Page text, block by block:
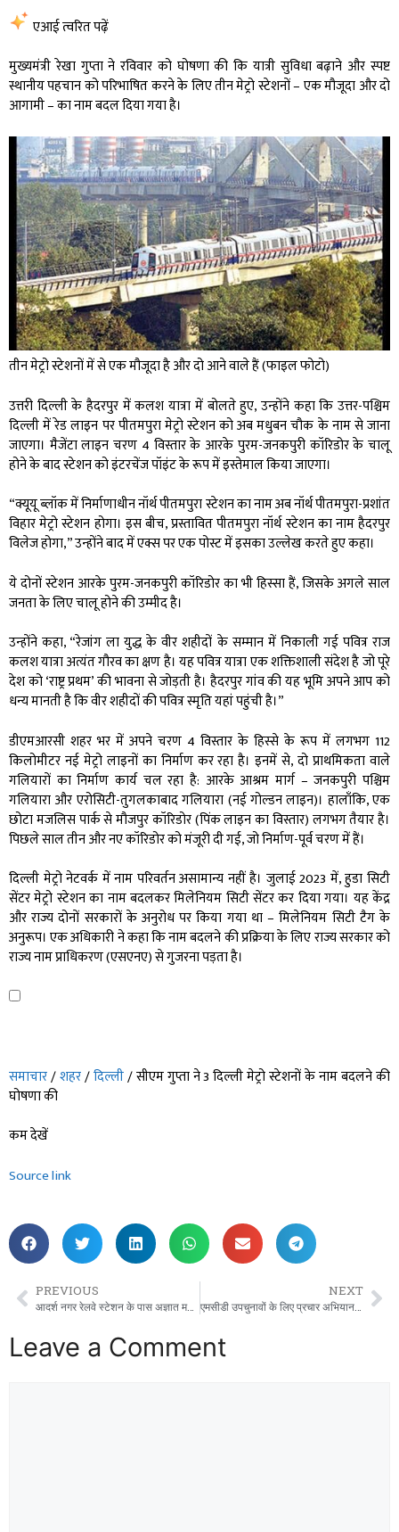
एआई त्वरित पढ़ें
मुख्यमंत्री रेखा गुप्ता ने रविवार को घोषणा की कि यात्री सुविधा बढ़ाने और स्पष्ट
स्थानीय पहचान को परिभाषित करने के लिए तीन मेट्रो स्टेशनों – एक मौजूदा और दो
आगामी – का नाम बदल दिया गया है।
तीन मेट्रो स्टेशनों में से एक मौजूदा है और दो आने वाले हैं (फाइल फोटो)
उत्तरी दिल्ली के हैदरपुर में कलश यात्रा में बोलते हुए, उन्होंने कहा कि उत्तर-पश्चिम
दिल्ली में रेड लाइन पर पीतमपुरा मेट्रो स्टेशन को अब मधुबन चौक के नाम से जाना
जाएगा। मैजेंटा लाइन चरण 4 विस्तार के आरके पुरम-जनकपुरी कॉरिडोर के चालू
होने के बाद स्टेशन को इंटरचेंज पॉइंट के रूप में इस्तेमाल किया जाएगा।
“क्यूयू ब्लॉक में निर्माणाधीन नॉर्थ पीतमपुरा स्टेशन का नाम अब नॉर्थ पीतमपुरा-प्रशांत
विहार मेट्रो स्टेशन होगा। इस बीच, प्रस्तावित पीतमपुरा नॉर्थ स्टेशन का नाम हैदरपुर
विलेज होगा,” उन्होंने बाद में एक्स पर एक पोस्ट में इसका उल्लेख करते हुए कहा।
ये दोनों स्टेशन आरके पुरम-जनकपुरी कॉरिडोर का भी हिस्सा हैं, जिसके अगले साल
जनता के लिए चालू होने की उम्मीद है।
उन्होंने कहा, “रेजांग ला युद्ध के वीर शहीदों के सम्मान में निकाली गई पवित्र राज
कलश यात्रा अत्यंत गौरव का क्षण है। यह पवित्र यात्रा एक शक्तिशाली संदेश है जो पूरे
देश को ‘राष्ट्र प्रथम’ की भावना से जोड़ती है। हैदरपुर गांव की यह भूमि अपने आप को
धन्य मानती है कि वीर शहीदों की पवित्र स्मृति यहां पहुंची है।”
डीएमआरसी शहर भर में अपने चरण 4 विस्तार के हिस्से के रूप में लगभग 112
किलोमीटर नई मेट्रो लाइनों का निर्माण कर रहा है। इनमें से, दो प्राथमिकता वाले
गलियारों का निर्माण कार्य चल रहा है: आरके आश्रम मार्ग – जनकपुरी पश्चिम
गलियारा और एरोसिटी-तुगलकाबाद गलियारा (नई गोल्डन लाइन)। हालाँकि, एक
छोटा मजलिस पार्क से मौजपुर कॉरिडोर (पिंक लाइन का विस्तार) लगभग तैयार है।
पिछले साल तीन और नए कॉरिडोर को मंजूरी दी गई, जो निर्माण-पूर्व चरण में हैं।
दिल्ली मेट्रो नेटवर्क में नाम परिवर्तन असामान्य नहीं है। जुलाई 2023 में, हुडा सिटी
सेंटर मेट्रो स्टेशन का नाम बदलकर मिलेनियम सिटी सेंटर कर दिया गया। यह केंद्र
और राज्य दोनों सरकारों के अनुरोध पर किया गया था – मिलेनियम सिटी टैग के
अनुरूप। एक अधिकारी ने कहा कि नाम बदलने की प्रक्रिया के लिए राज्य सरकार को
राज्य नाम प्राधिकरण (एसएनए) से गुजरना पड़ता है।
समाचार/शहर/दिल्ली/सीएम गुप्ता ने 3 दिल्ली मेट्रो स्टेशनों के नाम बदलने की
घोषणा की
कम देखें
Source link
PREVIOUS
आदर्श नगर रेलवे स्टेशन के पास अज्ञात महिला का शव मिला
NEXT
एमसीडी उपचुनावों के लिए प्रचार अभियान जोर पकड़ते ही आप, बीजेपी और कांग्रेस के बीच बयानबाज़ी शुरू हो गई है
Leave a Comment